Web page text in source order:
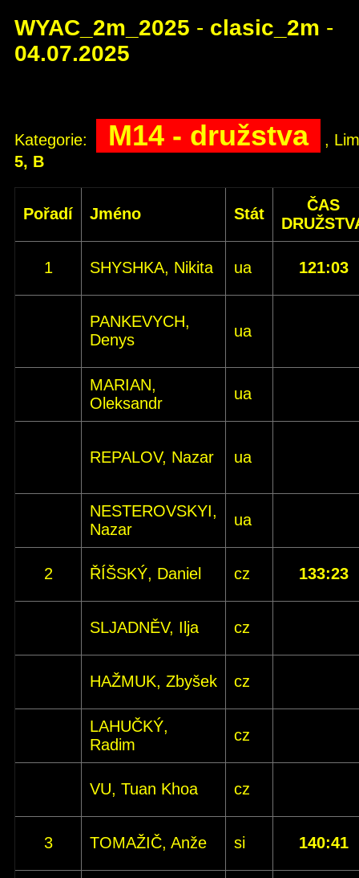
WYAC_2m_2025 - clasic_2m -
04.07.2025
Kategorie: M14 - družstva
,
5, B
Pořadí Jméno Stát
ČAS
1 SHYSHKA, Nikita ua 121:03
PANKEVYCH,
Denys
ua
MARIAN,
Oleksandr
ua
REPALOV, Nazar ua
NESTEROVSKYI,
Nazar
ua
2 ŘÍŠSKÝ, Daniel cz 133:23
SLJADNĚV, Ilja cz
HAŽMUK, Zbyšek cz
LAHUČKÝ,
Radim
cz
VU, Tuan Khoa cz
3 TOMAŽIČ, Anže si 140:41